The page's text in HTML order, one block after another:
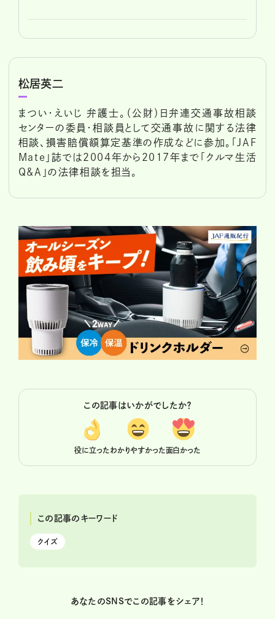
松居英二
まつい・えいじ 弁護士。（公財）日弁連交通事故相談
センターの委員・相談員として交通事故に関する法律
相談、損害賠償額算定基準の作成などに参加。「JAF
Mate」誌では2004年から2017年まで「クルマ生活
Q&A」の法律相談を担当。
この記事はいかがでしたか？
役に立ったわかりやすかった面白かった
この記事のキーワード
クイズ
あなたのSNSでこの記事をシェア！